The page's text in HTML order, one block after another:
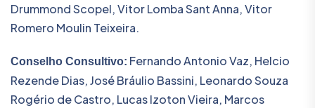
Drummond Scopel, Vitor Lomba Sant Anna, Vitor
Romero Moulin Teixeira.
Conselho Consultivo: Fernando Antonio Vaz, Helcio
Rezende Dias, José Bráulio Bassini, Leonardo Souza
Rogério de Castro, Lucas Izoton Vieira, Marcos